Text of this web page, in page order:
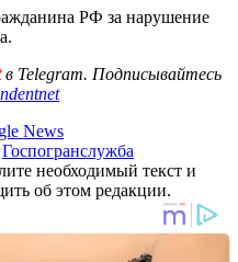
РФ за нарушение
в Telegram. Подписывайтесь
News
Госпогранслужба
необходимый текст и
об этом редакции.